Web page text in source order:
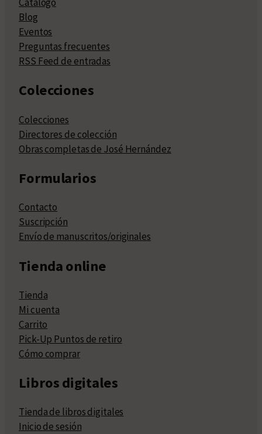
Blog
Eventos
Preguntas frecuentes
RSS Feed de entradas
Colecciones
Colecciones
Directores de colección
Obras completas de José Hernández
Formularios
Contacto
Suscripción
Envío de manuscritos/originales
Tienda online
Tienda
Mi cuenta
Carrito
Pick-Up Puntos de retiro
Cómo comprar
Libros digitales
Tienda de libros digitales
Inicio de sesión